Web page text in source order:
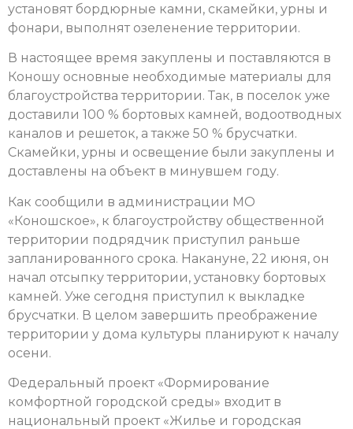
установят бордюрные камни, скамейки, урны и
фонари, выполнят озеленение территории.
В настоящее время закуплены и поставляются в
Коношу основные необходимые материалы для
благоустройства территории. Так, в поселок уже
доставили 100 % бортовых камней, водоотводных
каналов и решеток, а также 50 % брусчатки.
Скамейки, урны и освещение были закуплены и
доставлены на объект в минувшем году.
Как сообщили в администрации МО
«Коношское», к благоустройству общественной
территории подрядчик приступил раньше
запланированного срока. Накануне, 22 июня, он
начал отсыпку территории, установку бортовых
камней. Уже сегодня приступил к выкладке
брусчатки. В целом завершить преображение
территории у дома культуры планируют к началу
осени.
Федеральный проект «Формирование
комфортной городской среды» входит в
национальный проект «Жилье и городская